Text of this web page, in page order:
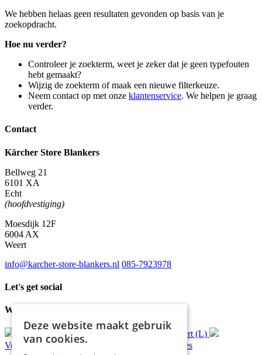
We hebben helaas geen resultaten gevonden op basis van je
zoekopdracht.
Hoe nu verder?
Controleer je zoekterm, weet je zeker dat je geen typefouten
hebt gemaakt?
Wijzig de zoekterm of maak een nieuwe filterkeuze.
Neem contact op met onze klantenservice. We helpen je graag
verder.
Contact
Kärcher Store Blankers
Bellweg 21
6101 XA
Echt
(hoofdvestiging)
Moesdijk 12F
6004 AX
Weert
info@karcher-store-blankers.nl 085-7923978
Let's get social
Waar wij voor staan
bezorging*
Ophalen in Echt of Weert (L)
Verzonden binnen 48 uur* advies
Deze website maakt gebruik
van cookies.